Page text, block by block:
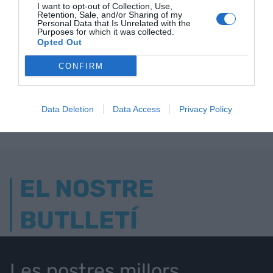
I want to opt-out of Collection, Use,
Retention, Sale, and/or Sharing of my
Personal Data that Is Unrelated with the
Purposes for which it was collected.
Opted Out
CONFIRM
Data Deletion Data Access Privacy Policy
ELS MÉS LLEGITS
AVUI DESTAQUEM
EL NOSTRE
BUTLLETÍ